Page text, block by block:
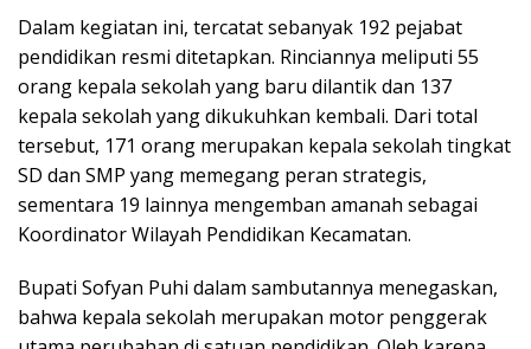
Dalam kegiatan ini, tercatat sebanyak 192 pejabat
pendidikan resmi ditetapkan. Rinciannya meliputi 55
orang kepala sekolah yang baru dilantik dan 137
kepala sekolah yang dikukuhkan kembali. Dari total
tersebut, 171 orang merupakan kepala sekolah tingkat
SD dan SMP yang memegang peran strategis,
sementara 19 lainnya mengemban amanah sebagai
Koordinator Wilayah Pendidikan Kecamatan.
Bupati Sofyan Puhi dalam sambutannya menegaskan,
bahwa kepala sekolah merupakan motor penggerak